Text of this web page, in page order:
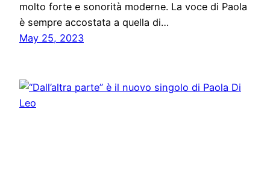
molto forte e sonorità moderne. La voce di Paola
è sempre accostata a quella di…
May 25, 2023